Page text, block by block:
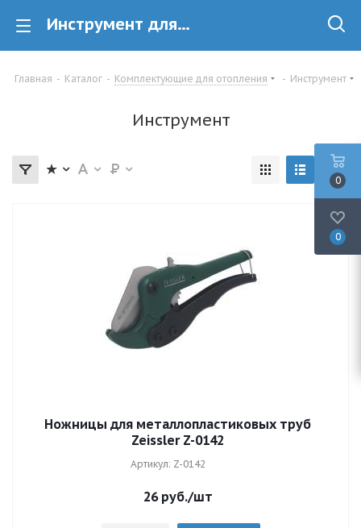
Инструмент для отопления купить в Минске
Главная - Каталог - Комплектующие для отопления - Инструмент
Инструмент
Ножницы для металлопластиковых труб
Zeissler Z-0142
Артикул: Z-0142
26руб./шт
0
0